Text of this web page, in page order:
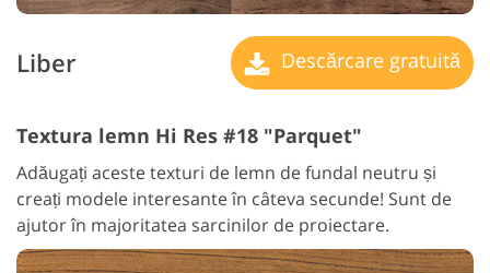
Liber Descărcare gratuită
Textura lemn Hi Res #18 "Parquet"
Adăugați aceste texturi de lemn de fundal neutru și
creați modele interesante în câteva secunde! Sunt de
ajutor în majoritatea sarcinilor de proiectare.